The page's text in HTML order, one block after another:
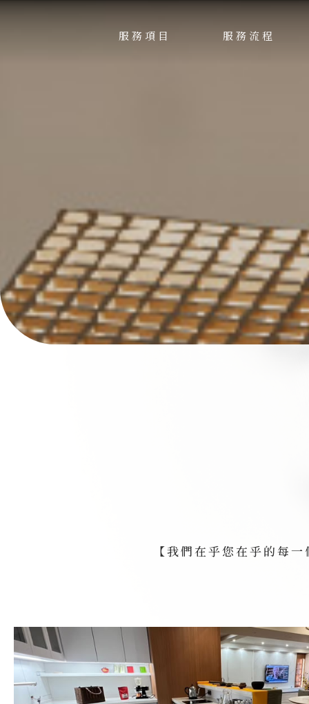
服務項目
服務流程
【我們在乎您在乎的每